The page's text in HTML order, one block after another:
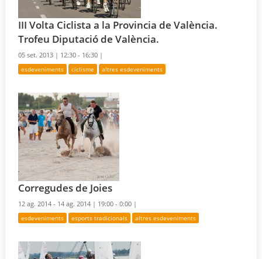
III Volta Ciclista a la Provincia de València.
Trofeu Diputació de València.
05 set. 2013 | 12:30 - 16:30 |
esdeveniments ciclisme altres esdeveniments
Corregudes de Joies
12 ag. 2014 - 14 ag. 2014 | 19:00 - 0:00 |
esdeveniments esports tradicionals altres esdeveniments